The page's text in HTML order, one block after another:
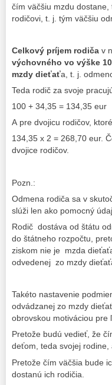
čím väčšiu mzdu
rodičovi, t. j. tým väčšiu
Celkový príjem rodiča v
výchovného vo výške
mzdy dieťaťa, t. j.
Teda rodič za svoje
100 + 34,35 = 134,35 eur
A pre dvojicu rodičov,
134,35 x 2 = 268,70 eur.
dvojice rodičov.
Pozn.:
Odmena rodiča sa v
slúži len ako pomocný
Rodič dostáva od štátu
do štátneho rozpočtu,
ziskom nie je mzda
odvedenej zo mzdy
Takéto nastavenie
odvádzanej zo mzdy
obrovskou motiváciou pre
Pretože budú vedieť, že
deťom, teda svojej rodine,
Pretože čím väčšia bude
dostanú ich rodičia.